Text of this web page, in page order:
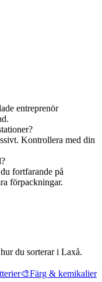
entreprenör
Kontrollera med din
fortfarande på
förpackningar.
du sorterar i Laxå.
🎨Färg & kemikalier